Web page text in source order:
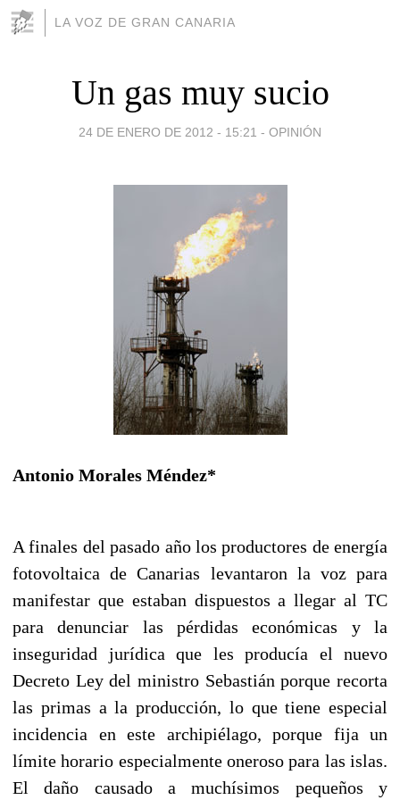
LA VOZ DE GRAN CANARIA
Un gas muy sucio
24 DE ENERO DE 2012 - 15:21 - OPINIÓN
Antonio Morales Méndez*
A finales del pasado año los productores de energía
fotovoltaica de Canarias levantaron la voz para
manifestar que estaban dispuestos a llegar al TC
para denunciar las pérdidas económicas y la
inseguridad jurídica que les producía el nuevo
Decreto Ley del ministro Sebastián porque recorta
las primas a la producción, lo que tiene especial
incidencia en este archipiélago, porque fija un
límite horario especialmente oneroso para las islas.
El daño causado a muchísimos pequeños y